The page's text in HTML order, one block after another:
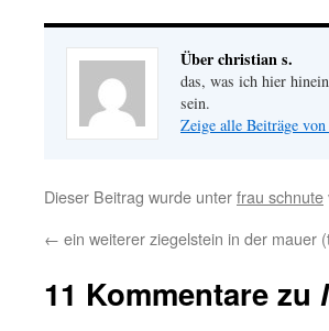
Über christian s.
das, was ich hier
sein.
Zeige alle Beiträge
Dieser Beitrag wurde unterfrau schnute
← ein weiterer ziegelstein in der mauer
11 Kommentare zu